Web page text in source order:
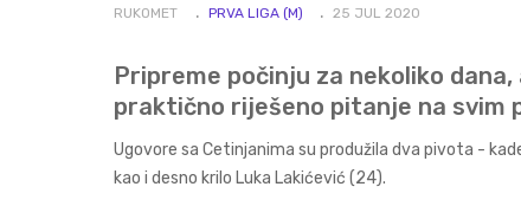
RUKOMET PRVA LIGA (M) 25 JUL 2020
Pripreme počinju za nekoliko
praktično riješeno pitanje na svim
Ugovore sa Cetinjanima su produžila dva pivota -
kao i desno krilo Luka Lakićević (24).